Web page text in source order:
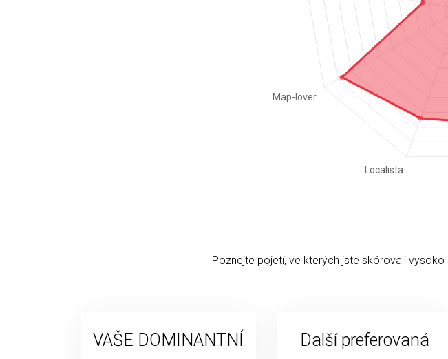
Poznejte pojetí, ve kterých jste skórovali vysoko
VAŠE DOMINANTNÍ
Další preferovaná